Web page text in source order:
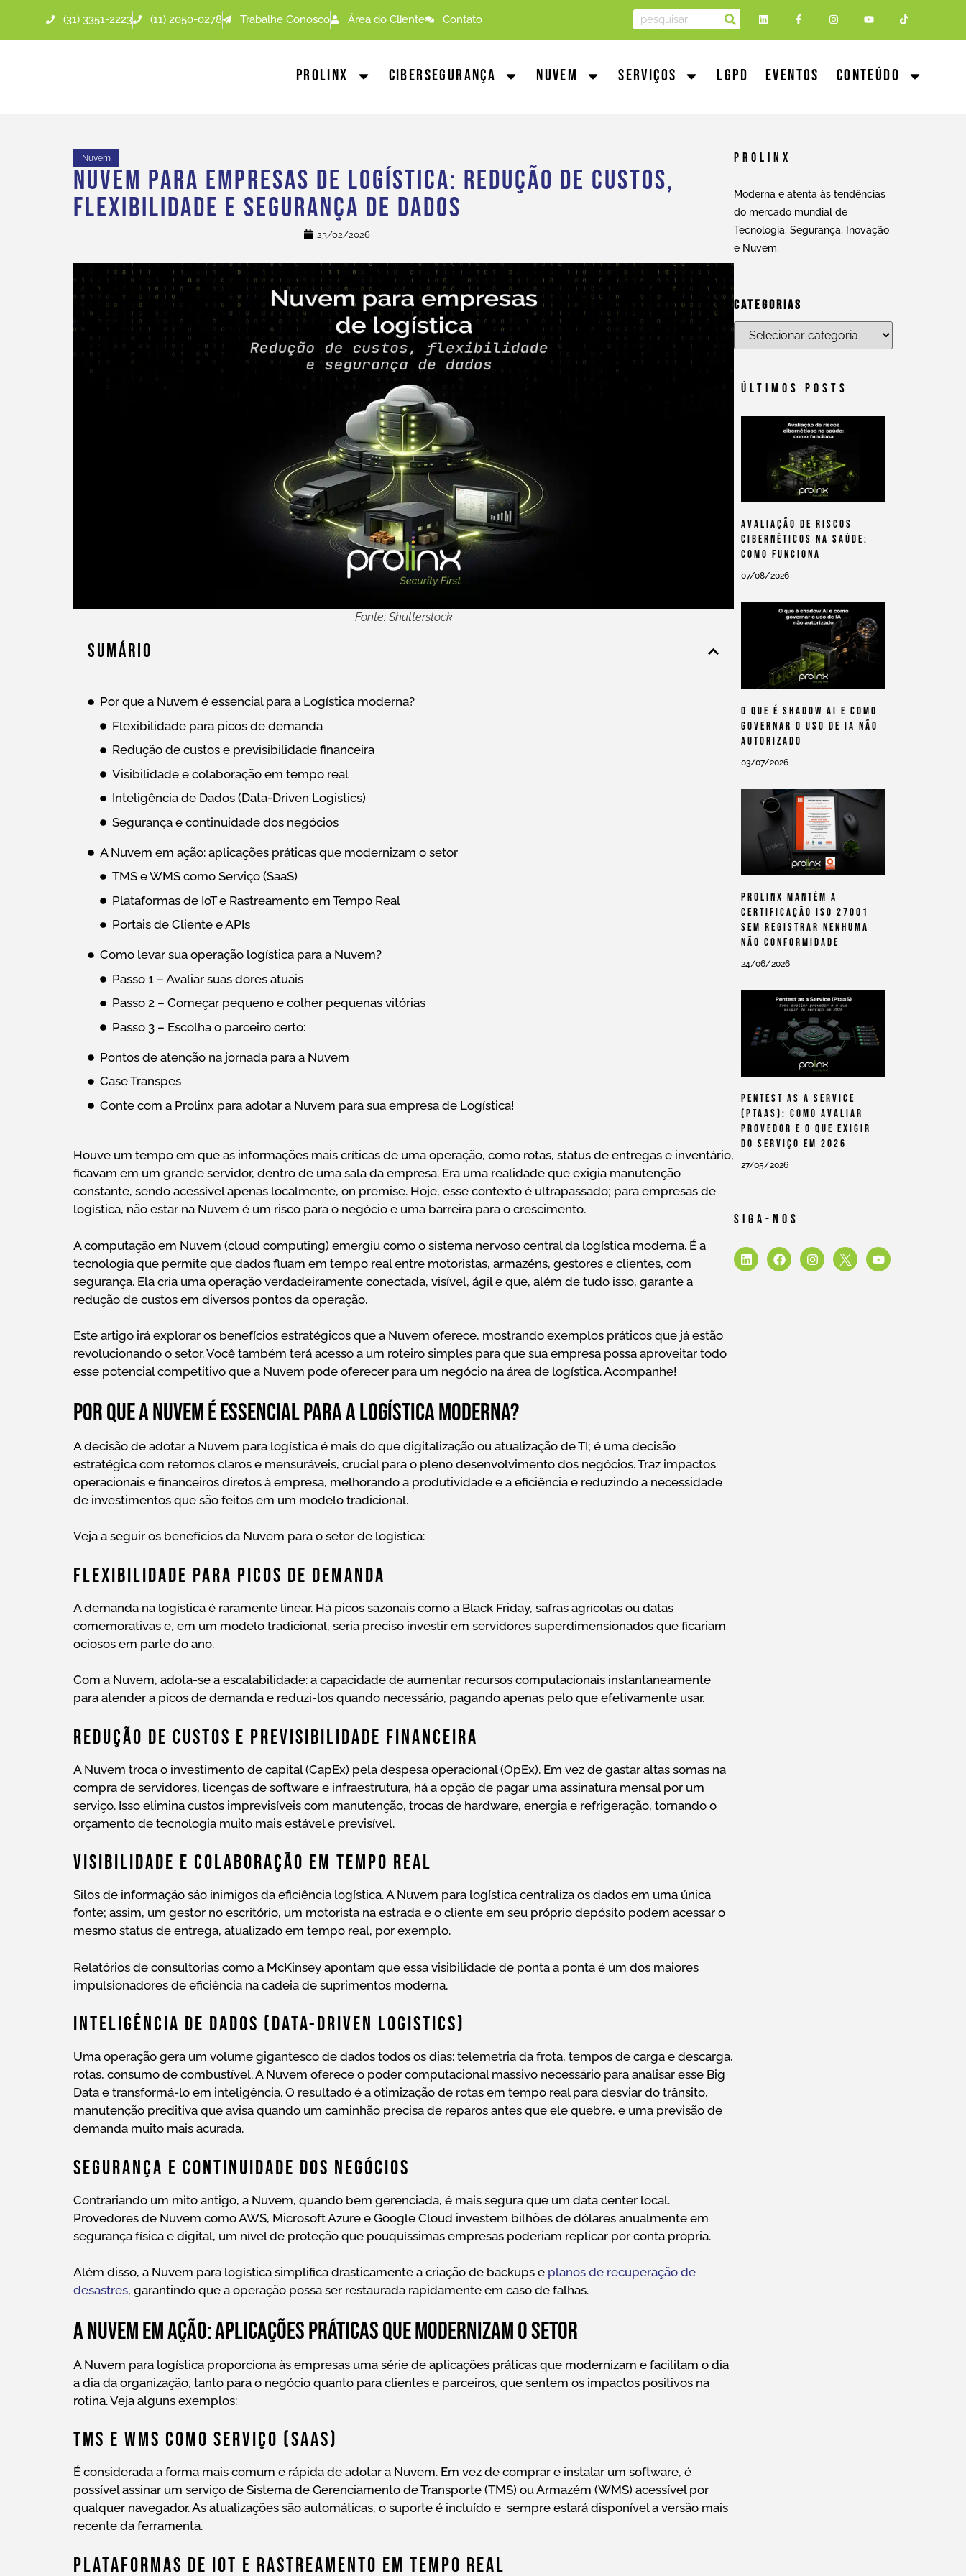
(31) 3351-2223 (11) 2050-0278 Trabalhe Conosco Área do Cliente Contato
Prolinx Cibersegurança Nuvem Serviços LGPD Eventos Conteúdo
Nuvem
Nuvem Para Empresas De Logística: Redução De Custos,
Flexibilidade E Segurança De Dados
23/02/2026
Fonte: Shutterstock
Sumário
Por que a Nuvem é essencial para a Logística moderna?
Flexibilidade para picos de demanda
Redução de custos e previsibilidade financeira
Visibilidade e colaboração em tempo real
Inteligência de Dados (Data-Driven Logistics)
Segurança e continuidade dos negócios
A Nuvem em ação: aplicações práticas que modernizam o setor
TMS e WMS como Serviço (SaaS)
Plataformas de IoT e Rastreamento em Tempo Real
Portais de Cliente e APIs
Como levar sua operação logística para a Nuvem?
Passo 1 – Avaliar suas dores atuais
Passo 2 – Começar pequeno e colher pequenas vitórias
Passo 3 – Escolha o parceiro certo:
Pontos de atenção na jornada para a Nuvem
Case Transpes
Conte com a Prolinx para adotar a Nuvem para sua empresa de Logística!
Houve um tempo em que as informações mais críticas de uma operação, como rotas, status de entregas e inventário,
ficavam em um grande servidor, dentro de uma sala da empresa. Era uma realidade que exigia manutenção
constante, sendo acessível apenas localmente, on premise. Hoje, esse contexto é ultrapassado; para empresas de
logística, não estar na Nuvem é um risco para o negócio e uma barreira para o crescimento.
A computação em Nuvem (cloud computing) emergiu como o sistema nervoso central da logística moderna. É a
tecnologia que permite que dados fluam em tempo real entre motoristas, armazéns, gestores e clientes, com
segurança. Ela cria uma operação verdadeiramente conectada, visível, ágil e que, além de tudo isso, garante a
redução de custos em diversos pontos da operação.
Este artigo irá explorar os benefícios estratégicos que a Nuvem oferece, mostrando exemplos práticos que já estão
revolucionando o setor. Você também terá acesso a um roteiro simples para que sua empresa possa aproveitar todo
esse potencial competitivo que a Nuvem pode oferecer para um negócio na área de logística. Acompanhe!
Por que a Nuvem é essencial para a Logística moderna?
A decisão de adotar a Nuvem para logística é mais do que digitalização ou atualização de TI; é uma decisão
estratégica com retornos claros e mensuráveis, crucial para o pleno desenvolvimento dos negócios. Traz impactos
operacionais e financeiros diretos à empresa, melhorando a produtividade e a eficiência e reduzindo a necessidade
de investimentos que são feitos em um modelo tradicional.
Veja a seguir os benefícios da Nuvem para o setor de logística:
Flexibilidade Para Picos De Demanda
A demanda na logística é raramente linear. Há picos sazonais como a Black Friday, safras agrícolas ou datas
comemorativas e, em um modelo tradicional, seria preciso investir em servidores superdimensionados que ficariam
ociosos em parte do ano.
Com a Nuvem, adota-se a escalabilidade: a capacidade de aumentar recursos computacionais instantaneamente
para atender a picos de demanda e reduzi-los quando necessário, pagando apenas pelo que efetivamente usar.
Redução De Custos E Previsibilidade Financeira
A Nuvem troca o investimento de capital (CapEx) pela despesa operacional (OpEx). Em vez de gastar altas somas na
compra de servidores, licenças de software e infraestrutura, há a opção de pagar uma assinatura mensal por um
serviço. Isso elimina custos imprevisíveis com manutenção, trocas de hardware, energia e refrigeração, tornando o
orçamento de tecnologia muito mais estável e previsível.
Visibilidade E Colaboração Em Tempo Real
Silos de informação são inimigos da eficiência logística. A Nuvem para logística centraliza os dados em uma única
fonte; assim, um gestor no escritório, um motorista na estrada e o cliente em seu próprio depósito podem acessar o
mesmo status de entrega, atualizado em tempo real, por exemplo.
Relatórios de consultorias como a McKinsey apontam que essa visibilidade de ponta a ponta é um dos maiores
impulsionadores de eficiência na cadeia de suprimentos moderna.
Inteligência De Dados (Data-Driven Logistics)
Uma operação gera um volume gigantesco de dados todos os dias: telemetria da frota, tempos de carga e descarga,
rotas, consumo de combustível. A Nuvem oferece o poder computacional massivo necessário para analisar esse Big
Data e transformá-lo em inteligência. O resultado é a otimização de rotas em tempo real para desviar do trânsito,
manutenção preditiva que avisa quando um caminhão precisa de reparos antes que ele quebre, e uma previsão de
demanda muito mais acurada.
Segurança E Continuidade Dos Negócios
Contrariando um mito antigo, a Nuvem, quando bem gerenciada, é mais segura que um data center local.
Provedores de Nuvem como AWS, Microsoft Azure e Google Cloud investem bilhões de dólares anualmente em
segurança física e digital, um nível de proteção que pouquíssimas empresas poderiam replicar por conta própria.
Além disso, a Nuvem para logística simplifica drasticamente a criação de backups e planos de recuperação de
desastres, garantindo que a operação possa ser restaurada rapidamente em caso de falhas.
A Nuvem em ação: aplicações práticas que modernizam o setor
A Nuvem para logística proporciona às empresas uma série de aplicações práticas que modernizam e facilitam o dia
a dia da organização, tanto para o negócio quanto para clientes e parceiros, que sentem os impactos positivos na
rotina. Veja alguns exemplos:
TMS E WMS Como Serviço (SaaS)
É considerada a forma mais comum e rápida de adotar a Nuvem. Em vez de comprar e instalar um software, é
possível assinar um serviço de Sistema de Gerenciamento de Transporte (TMS) ou Armazém (WMS) acessível por
qualquer navegador. As atualizações são automáticas, o suporte é incluído e sempre estará disponível a versão mais
recente da ferramenta.
Plataformas De IoT E Rastreamento Em Tempo Real
Prolinx
Moderna e atenta às tendências
do mercado mundial de
Tecnologia, Segurança, Inovação
e Nuvem.
Categorias
Últimos Posts
Avaliação De Riscos
Cibernéticos Na Saúde:
Como Funciona
07/08/2026
O Que É Shadow AI E Como
Governar O Uso De IA Não
Autorizado
03/07/2026
Prolinx Mantém A
Certificação ISO 27001
Sem Registrar Nenhuma
Não Conformidade
24/06/2026
Pentest As A Service
(PtaaS): Como Avaliar
Provedor E O Que Exigir
Do Serviço Em 2026
27/05/2026
Siga-Nos